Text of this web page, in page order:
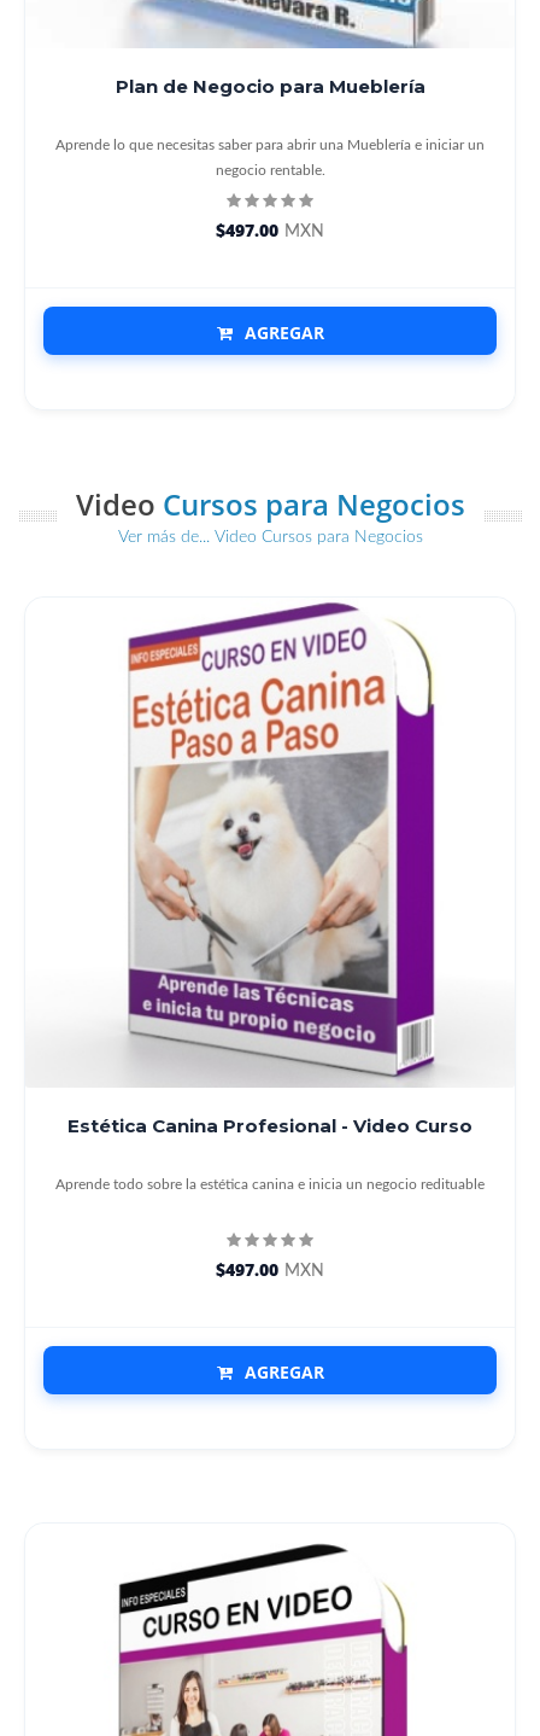
Plan de Negocio para Mueblería
Aprende lo que necesitas saber para abrir una Mueblería e iniciar un
negocio rentable.
$497.00 MXN
AGREGAR
Video Cursos para Negocios
Ver más de... Video Cursos para Negocios
Estética Canina Profesional - Video Curso
Aprende todo sobre la estética canina e inicia un negocio redituable
$497.00 MXN
AGREGAR